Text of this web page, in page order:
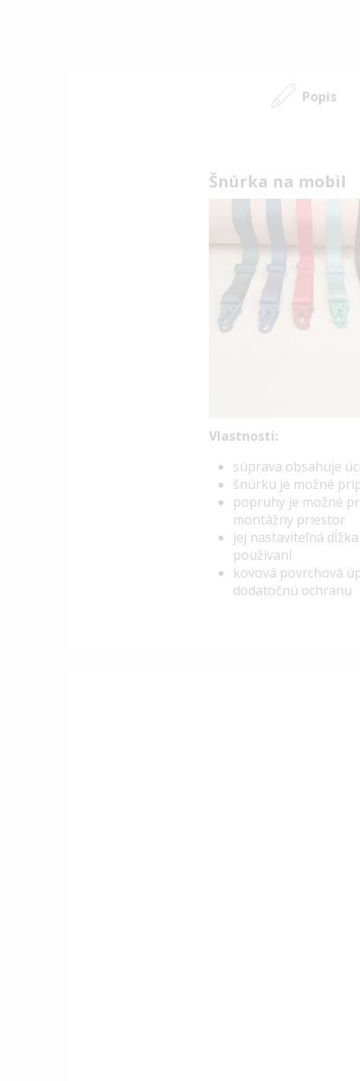
Popis
Šnúrka na mobil
Vlastnosti:
súprava obsahuje
šnúrku je možné
popruhy je možné
montážny priestor
jej nastaviteľná
používaní
kovová povrchová
dodatočnú ochranu